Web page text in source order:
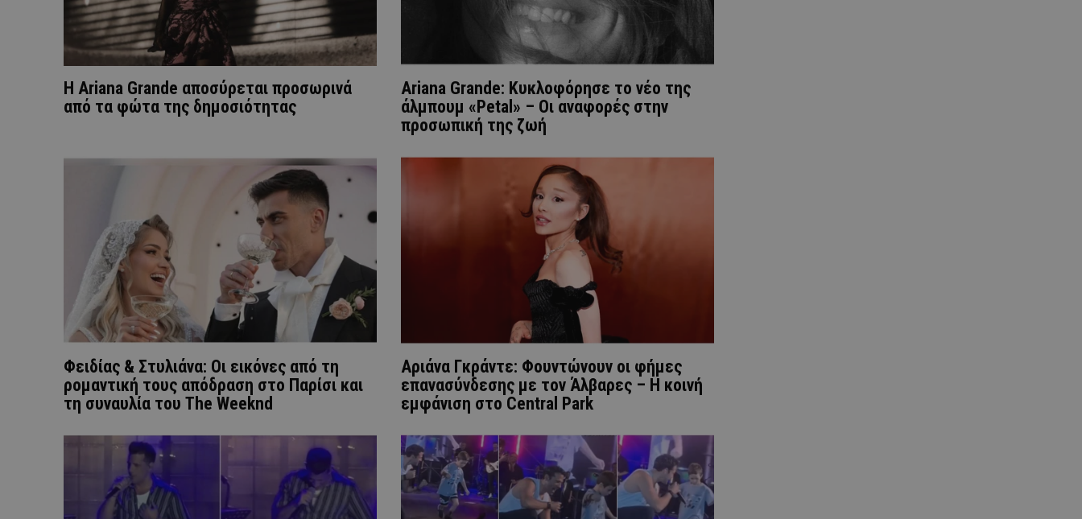
Η Ariana Grande αποσύρεται προσωρινά
από τα φώτα της δημοσιότητας
Ariana Grande: Κυκλοφόρησε το νέο της
άλμπουμ «Petal» – Οι αναφορές στην
προσωπική της ζωή
Φειδίας & Στυλιάνα: Οι εικόνες από τη
ρομαντική τους απόδραση στο Παρίσι και
τη συναυλία του The Weeknd
Αριάνα Γκράντε: Φουντώνουν οι φήμες
επανασύνδεσης με τον Άλβαρες – Η κοινή
εμφάνιση στο Central Park